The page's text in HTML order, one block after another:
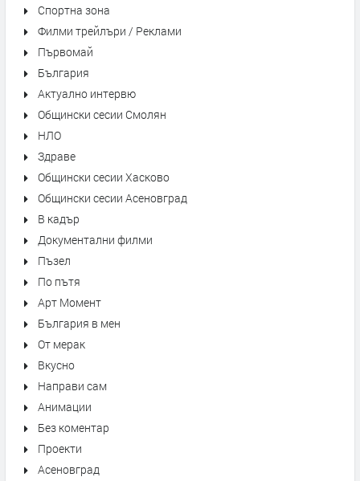
Спортна зона
Филми трейлъри / Реклами
Първомай
България
Актуално интервю
Общински сесии Смолян
НЛО
Здраве
Общински сесии Хасково
Общински сесии Асеновград
В кадър
Документални филми
Пъзел
По пътя
Арт Момент
България в мен
От мерак
Вкусно
Направи сам
Анимации
Без коментар
Проекти
Асеновград